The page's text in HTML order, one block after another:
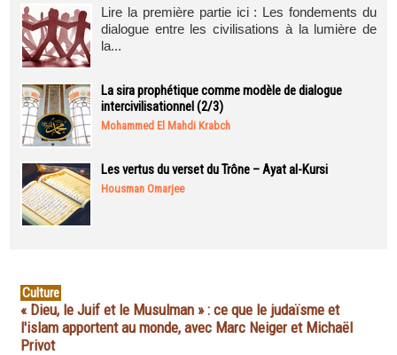
Lire la première partie ici : Les fondements du
dialogue entre les civilisations à la lumière de
la...
La sira prophétique comme modèle de dialogue
intercivilisationnel (2/3)
Mohammed El Mahdi Krabch
Les vertus du verset du Trône – Ayat al-Kursi
Housman Omarjee
Culture
« Dieu, le Juif et le Musulman » : ce que le judaïsme et
l'islam apportent au monde, avec Marc Neiger et Michaël
Privot